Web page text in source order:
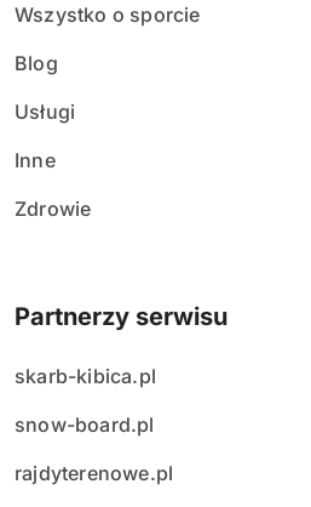
Wszystko o sporcie
Blog
Usługi
Inne
Zdrowie
Partnerzy serwisu
skarb-kibica.pl
snow-board.pl
rajdyterenowe.pl